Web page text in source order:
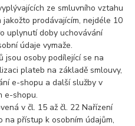
ze smluvního vztahu
jakožto prodávajícím, nejdéle 10
uplynutí doby uchovávání
údaje vymaže.
jsou osoby podílející se na
plateb na základě smlouvy,
e-shopu a další služby v
e-shopu.
v čl. 15 až čl. 22 Nařízení
na přístup k osobním údajům,